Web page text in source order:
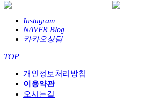
Instagram
NAVER Blog
카카오상담
TOP
개인정보처리방침
이용약관
오시는길